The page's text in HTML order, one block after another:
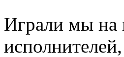
Играли мы на